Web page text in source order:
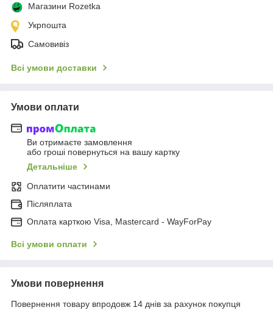
Магазини Rozetka
Укрпошта
Самовивіз
Всі умови доставки
Умови оплати
Ви отримаєте замовлення
або гроші повернуться на вашу картку
Детальніше
Оплатити частинами
Післяплата
Оплата карткою Visa, Mastercard - WayForPay
Всі умови оплати
Умови повернення
Повернення товару впродовж 14 днів за рахунок покупця